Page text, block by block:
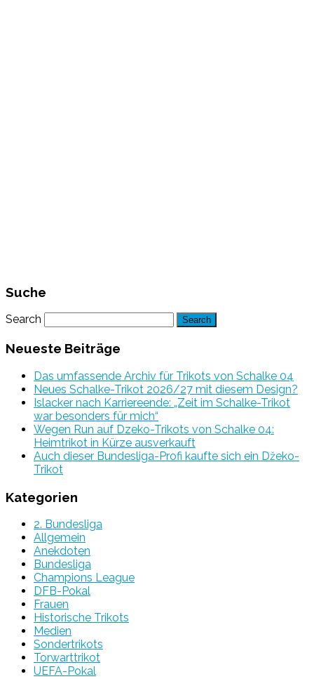
Suche
Search
Neueste Beiträge
Das umfassende Archiv für Trikots von Schalke 04
Neues Schalke-Trikot 2026/27 mit diesem Design?
Islacker nach Karriereende: „Zeit im Schalke-Trikot
war besonders für mich“
Wegen Run auf Dzeko-Trikots von Schalke 04:
Heimtrikot in Kürze ausverkauft
Auch dieser Bundesliga-Profi kaufte sich ein Džeko-
Trikot
Kategorien
2. Bundesliga
Allgemein
Anekdoten
Bundesliga
Champions League
DFB-Pokal
Frauen
Historische Trikots
Medien
Sondertrikots
Torwarttrikot
UEFA-Pokal